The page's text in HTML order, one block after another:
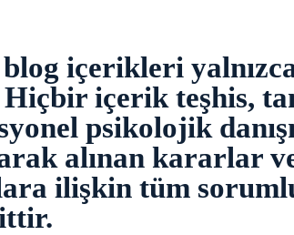
içerikleri
içerik teşhis,
psikolojik
alınan kararlar
ilişkin tüm